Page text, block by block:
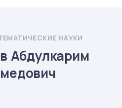
НАУКИ
Абдулкарим